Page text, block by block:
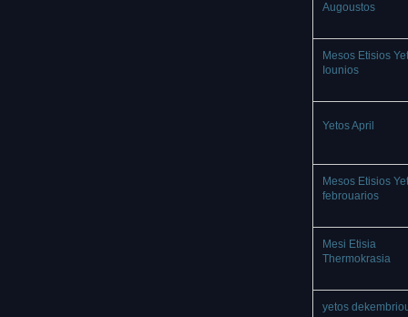
Augoustos
Mesos Etisios
Iounios
Yetos April
Mesos Etisios
febrouarios
Mesi Etisia
Thermokrasia
yetos